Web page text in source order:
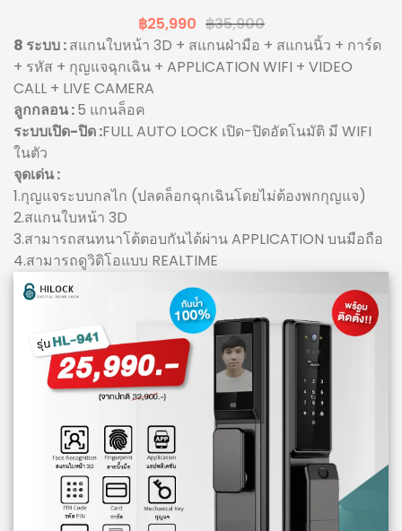
฿25,990 ฿35,900
8 ระบบ :สแกนใบหน้า 3D + สแกนฝ่ามือ + สแกนนิ้ว + การ์ด
+ รหัส + กุญแจฉุกเฉิน + APPLICATION WIFI + VIDEO
CALL + LIVE CAMERA
ลูกกลอน :5 แกนล็อค
ระบบเปิด-ปิด :FULL AUTO LOCK เปิด-ปิดอัตโนมัติ มี WIFI
ในตัว
จุดเด่น :
1.กุญแจระบบกลไก (ปลดล็อกฉุกเฉินโดยไม่ต้องพกกุญแจ)
2.สแกนใบหน้า 3D
3.สามารถสนทนาโต้ตอบกันได้ผ่าน APPLICATION บนมือถือ
4.สามารถดูวิดิโอแบบ REALTIME